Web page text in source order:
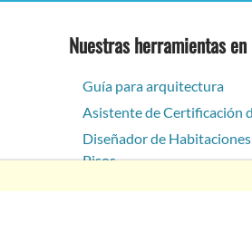
Nuestras herramientas
Guía para arquitectura
Asistente de Certificación
Diseñador de
Pisos